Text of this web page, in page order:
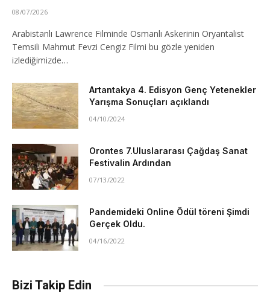
08/07/2026
Arabistanlı Lawrence Filminde Osmanlı Askerinin Oryantalist
Temsili Mahmut Fevzi Cengiz Filmi bu gözle yeniden
izlediğimizde…
Artantakya 4. Edisyon Genç Yetenekler
Yarışma Sonuçları açıklandı
04/10/2024
Orontes 7.Uluslararası Çağdaş Sanat
Festivalin Ardından
07/13/2022
Pandemideki Online Ödül töreni Şimdi
Gerçek Oldu.
04/16/2022
Bizi Takip Edin